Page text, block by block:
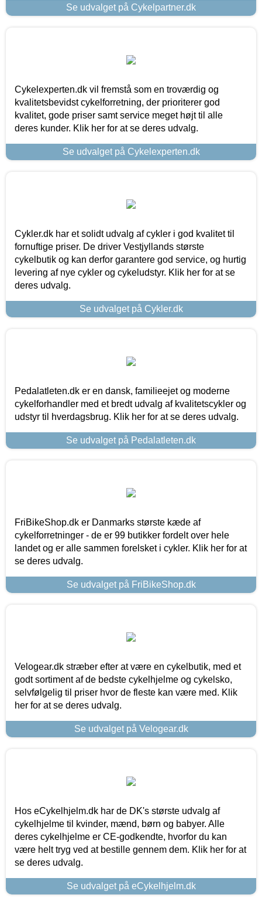
Se udvalget på Cykelpartner.dk
Cykelexperten.dk vil fremstå som en troværdig og
kvalitetsbevidst cykelforretning, der prioriterer god
kvalitet, gode priser samt service meget højt til alle
deres kunder. Klik her for at se deres udvalg.
Se udvalget på Cykelexperten.dk
Cykler.dk har et solidt udvalg af cykler i god kvalitet til
fornuftige priser. De driver Vestjyllands største
cykelbutik og kan derfor garantere god service, og hurtig
levering af nye cykler og cykeludstyr. Klik her for at se
deres udvalg.
Se udvalget på Cykler.dk
Pedalatleten.dk er en dansk, familieejet og moderne
cykelforhandler med et bredt udvalg af kvalitetscykler og
udstyr til hverdagsbrug. Klik her for at se deres udvalg.
Se udvalget på Pedalatleten.dk
FriBikeShop.dk er Danmarks største kæde af
cykelforretninger - de er 99 butikker fordelt over hele
landet og er alle sammen forelsket i cykler. Klik her for at
se deres udvalg.
Se udvalget på FriBikeShop.dk
Velogear.dk stræber efter at være en cykelbutik, med et
godt sortiment af de bedste cykelhjelme og cykelsko,
selvfølgelig til priser hvor de fleste kan være med. Klik
her for at se deres udvalg.
Se udvalget på Velogear.dk
Hos eCykelhjelm.dk har de DK's største udvalg af
cykelhjelme til kvinder, mænd, børn og babyer. Alle
deres cykelhjelme er CE-godkendte, hvorfor du kan
være helt tryg ved at bestille gennem dem. Klik her for at
se deres udvalg.
Se udvalget på eCykelhjelm.dk